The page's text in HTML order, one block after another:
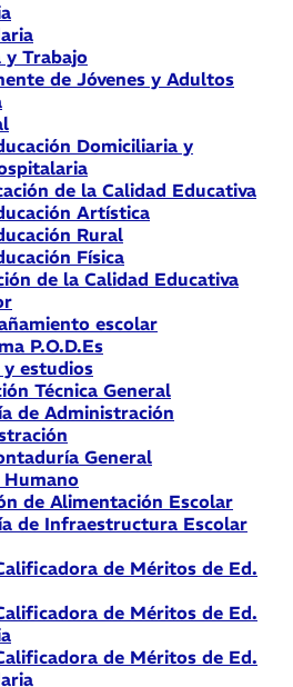
y Trabajo
de Jóvenes y Adultos
Domiciliaria y
de la Calidad Educativa
Artística
Rural
Física
de la Calidad Educativa
escolar
P.O.D.Es
estudios
Técnica General
de Administración
General
de Alimentación Escolar
de Infraestructura Escolar
de Méritos de Ed.
de Méritos de Ed.
de Méritos de Ed.